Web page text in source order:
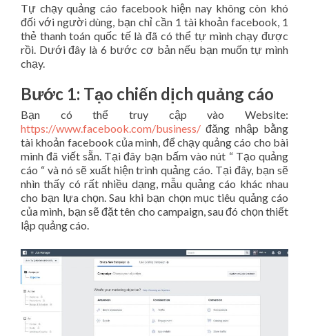
Tự chạy quảng cáo facebook hiện nay không còn khó
đối với người dùng, bạn chỉ cần 1 tài khoản facebook, 1
thẻ thanh toán quốc tế là đã có thể tự mình chạy được
rồi. Dưới đây là 6 bước cơ bản nếu bạn muốn tự mình
chạy.
Bước 1: Tạo chiến dịch quảng cáo
Bạn có thể truy cập vào Website:
https://www.facebook.com/business/ đăng nhập bằng
tài khoản facebook của mình, để chạy quảng cáo cho bài
mình đã viết sẵn. Tại đây bạn bấm vào nút “ Tạo quảng
cáo “ và nó sẽ xuất hiện trình quảng cáo. Tại đây, bạn sẽ
nhìn thấy có rất nhiều dạng, mẫu quảng cáo khác nhau
cho bạn lựa chọn. Sau khi bạn chọn mục tiêu quảng cáo
của mình, bạn sẽ đặt tên cho campaign, sau đó chọn thiết
lập quảng cáo.